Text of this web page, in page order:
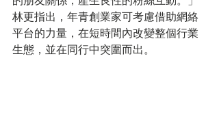
林更指出，年青創業家可考慮借助網絡
平台的力量，在短時間內改變整個行業
生態，並在同行中突圍而出。